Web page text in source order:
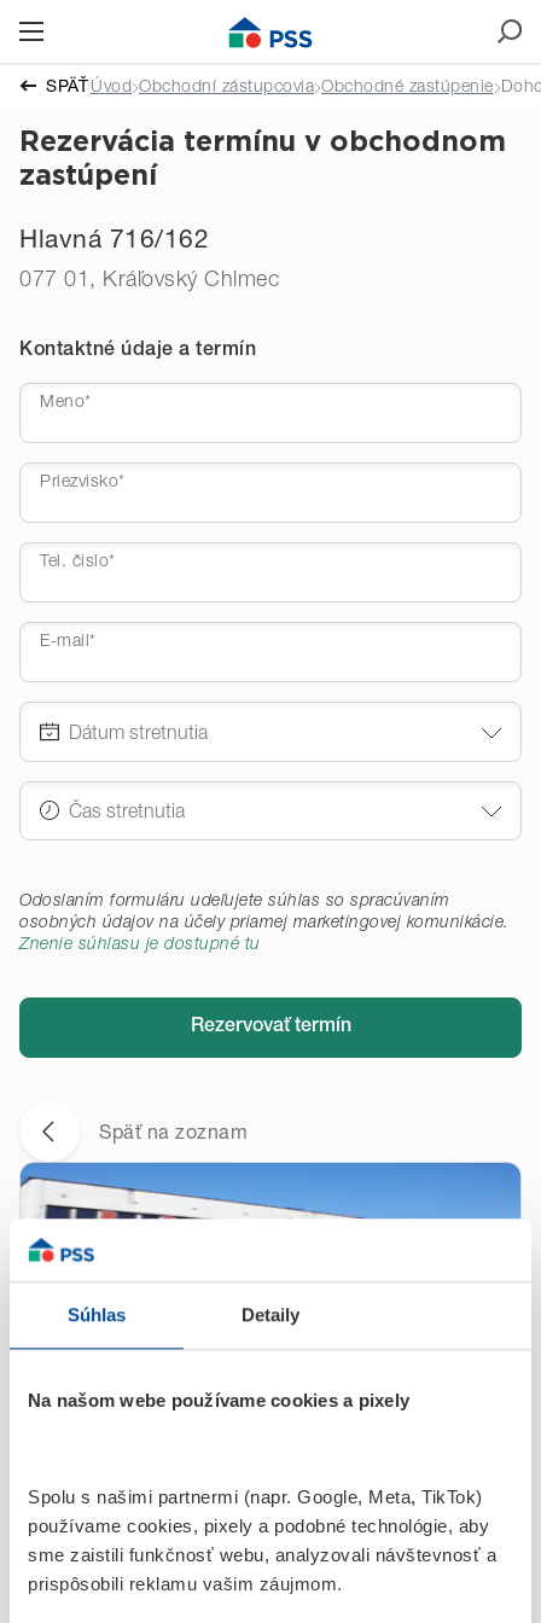
Súhlas Detaily
Na našom webe používame cookies a pixely
Spolu s našimi partnermi (napr. Google, Meta, TikTok)
používame cookies, pixely a podobné technológie, aby
sme zaistili funkčnosť webu, analyzovali návštevnosť a
prispôsobili reklamu vašim záujmom.
SPÄŤÚvod Obchodní zástupcovia Obchodné zastúpenie
Hlavná 716/162
Po 08:30-16:00
Ut 08:30-13:00
St - Pi
Rezervácia termínu v obchodnom
zastúpení
Hlavná 716/162
077 01, Kráľovský Chlmec
Kontaktné údaje a termín
Meno*
Priezvisko*
Tel. čislo*
E-mail*
Odoslaním formuláru udeľujete súhlas so spracúvaním
osobných údajov na účely priamej marketingovej komunikácie.
Znenie súhlasu je dostupné tu
Rezervovať termín
Späť na zoznam